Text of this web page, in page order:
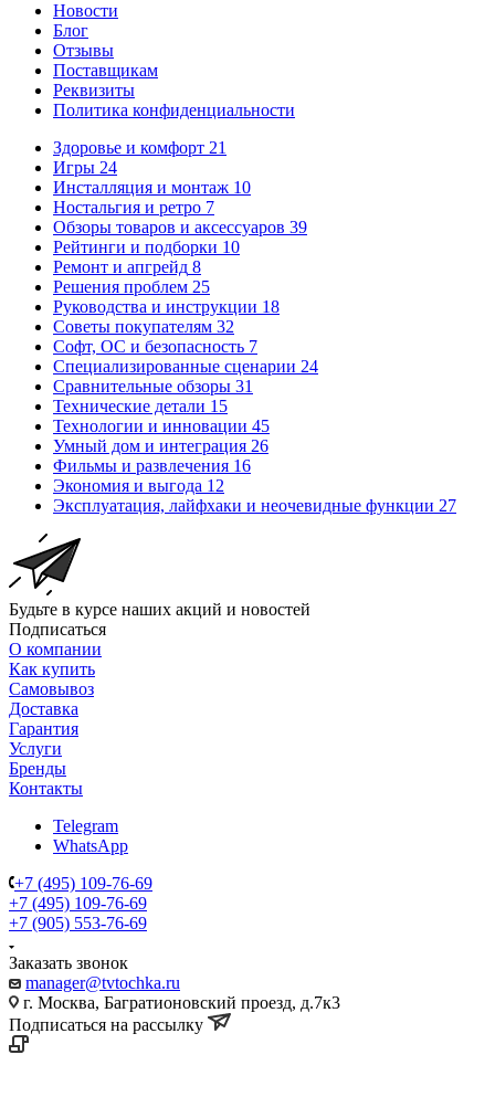
Новости
Блог
Отзывы
Поставщикам
Реквизиты
Политика конфиденциальности
Здоровье и комфорт 21
Игры 24
Инсталляция и монтаж 10
Ностальгия и ретро 7
Обзоры товаров и аксессуаров 39
Рейтинги и подборки 10
Ремонт и апгрейд 8
Решения проблем 25
Руководства и инструкции 18
Советы покупателям 32
Софт, ОС и безопасность 7
Специализированные сценарии 24
Сравнительные обзоры 31
Технические детали 15
Технологии и инновации 45
Умный дом и интеграция 26
Фильмы и развлечения 16
Экономия и выгода 12
Эксплуатация, лайфхаки и неочевидные функции 27
Будьте в курсе наших акций и новостей
Подписаться
О компании
Как купить
Самовывоз
Доставка
Гарантия
Услуги
Бренды
Контакты
Telegram
WhatsApp
+7 (495) 109-76-69
+7 (495) 109-76-69
+7 (905) 553-76-69
Заказать звонок
manager@tvtochka.ru
г. Москва, Багратионовский проезд, д.7к3
Подписаться на рассылку